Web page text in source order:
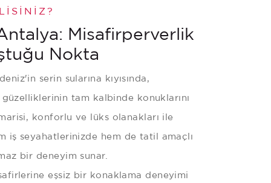
Misafirperverlik
Nokta
serin sularına kıyısında,
tam kalbinde konuklarını
konforlu ve lüks olanakları ile
iş seyahatlerinizde hem de tatil amaçlı
bir deneyim sunar.
eşsiz bir konaklama deneyimi